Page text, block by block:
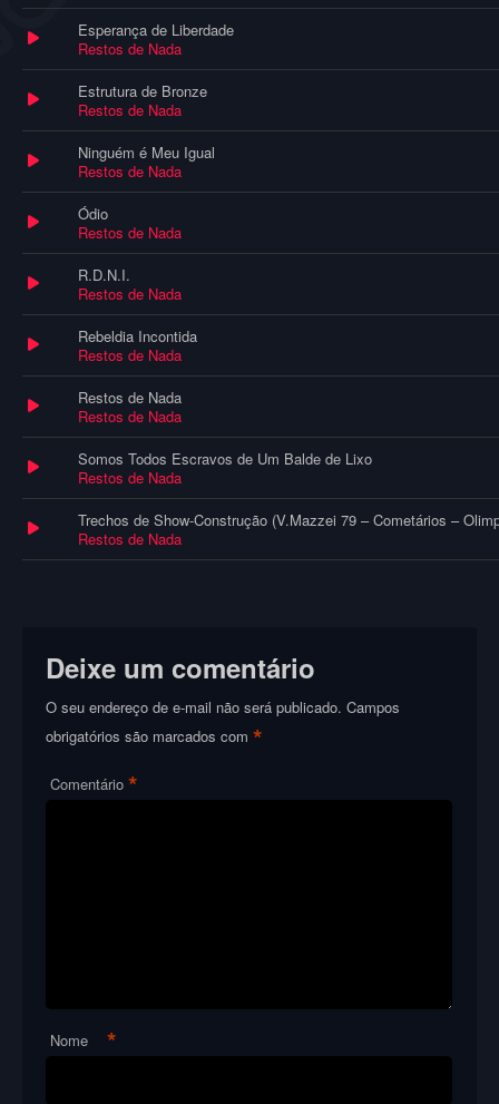
Esperança de Liberdade
Restos de Nada
Estrutura de Bronze
Restos de Nada
Ninguém é Meu Igual
Restos de Nada
Ódio
Restos de Nada
R.D.N.I.
Restos de Nada
Rebeldia Incontida
Restos de Nada
Restos de Nada
Restos de Nada
Somos Todos Escravos de Um Balde de Lixo
Restos de Nada
Restos de Nada
Deixe um comentário
O seu endereço de e-mail não será publicado. Campos
obrigatórios são marcados com*
Comentário *
Nome *